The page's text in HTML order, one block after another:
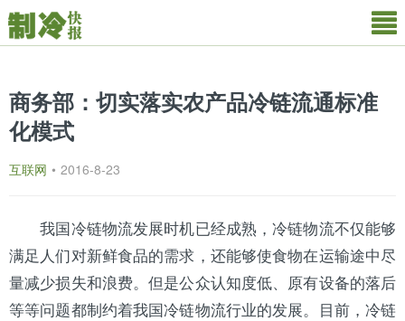
商务部：切实落实农产品冷链流通标准
化模式
互联网 • 2016-8-23
我国冷链物流发展时机已经成熟，冷链物流不仅能够
满足人们对新鲜食品的需求，还能够使食物在运输途中尽
量减少损失和浪费。但是公众认知度低、原有设备的落后
等等问题都制约着我国冷链物流行业的发展。目前，冷链